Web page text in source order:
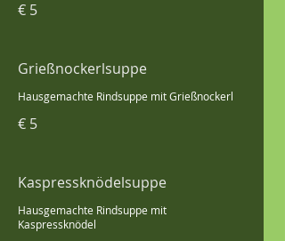
€ 5
Grießnockerlsuppe
Hausgemachte Rindsuppe mit Grießnockerl
€ 5
Kaspressknödelsuppe
Hausgemachte Rindsuppe mit
Kaspressknödel